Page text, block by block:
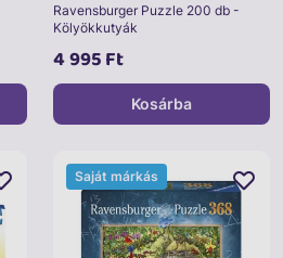
Ravensburger Puzzle 200 db -
Kölyökkutyák
4 995 Ft
Kosárba
Saját márkás